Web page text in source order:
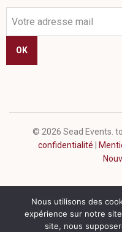
OK
© 2026 Sead Events.
confidentialité
Nous utilisons des
expérience sur notre
site, nous